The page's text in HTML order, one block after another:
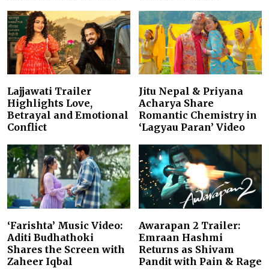
Lajjawati Trailer
Highlights Love,
Betrayal and Emotional
Conflict
Jitu Nepal & Priyana
Acharya Share
Romantic Chemistry in
‘Lagyau Paran’ Video
‘Farishta’ Music Video:
Aditi Budhathoki
Shares the Screen with
Zaheer Iqbal
Awarapan 2 Trailer:
Emraan Hashmi
Returns as Shivam
Pandit with Pain & Rage